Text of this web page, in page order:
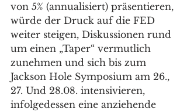
von 5% (annualisiert) präsentieren,
würde der Druck auf die FED
weiter steigen, Diskussionen rund
um einen „Taper“ vermutlich
zunehmen und sich bis zum
Jackson Hole Symposium am 26.,
27. Und 28.08. intensivieren,
infolgedessen eine anziehende